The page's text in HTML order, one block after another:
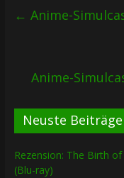
← Anime-
Anime-
Neuste Beiträge
Rezension: The Birth
(Blu-ray)